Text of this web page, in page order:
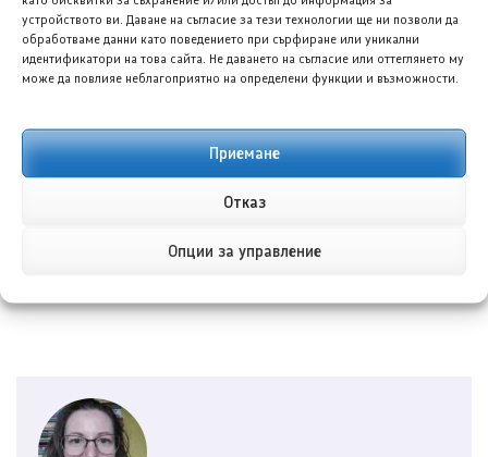
устройството ви. Даване на съгласие за тези технологии ще ни позволи да
обработваме данни като поведението при сърфиране или уникални
идентификатори на това сайта. Не даването на съгласие или оттеглянето му
може да повлияе неблагоприятно на определени функции и възможности.
Приемане
Отказ
Опции за управление
вдигнати за по-внимателна проверка.